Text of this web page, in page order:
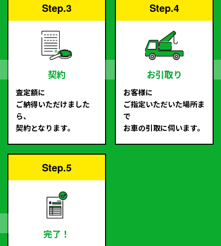
Step.3
契約
査定額に
ご納得いただけました
ら、
契約となります。
Step.4
お引取り
お客様に
ご指定いただいた場所ま
で
お車の引取に伺います。
Step.5
完了！